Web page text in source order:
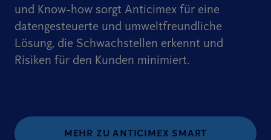
und Know-how sorgt Anticimex für eine
datengesteuerte und umweltfreundliche
Lösung, die Schwachstellen erkennt und
Risiken für den Kunden minimiert.
MEHR ZU ANTICIMEX SMART